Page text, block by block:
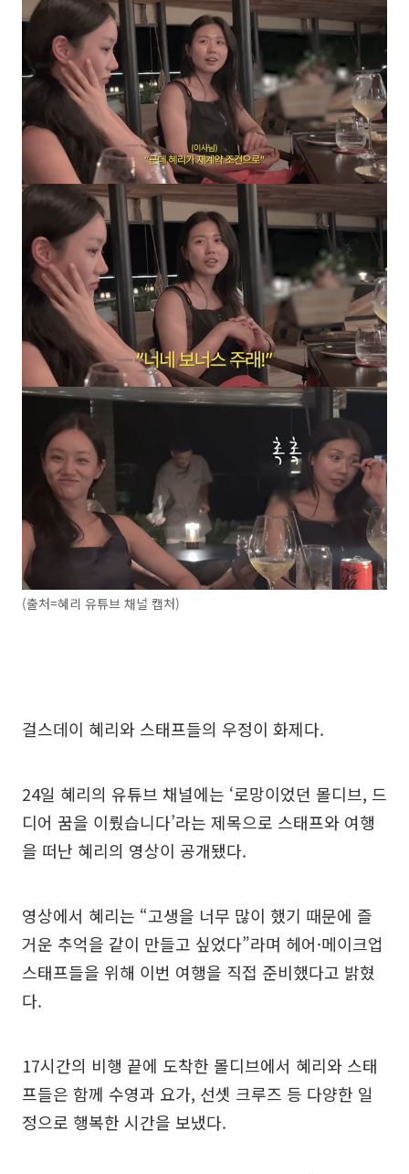
(출처=혜리 유튜브 채널 캡처)
걸스데이 혜리와 스태프들의 우정이 화제다.
24일 혜리의 유튜브 채널에는 ‘로망이었던 몰디브, 드
디어 꿈을 이뤘습니다’라는 제목으로 스태프와 여행
을 떠난 혜리의 영상이 공개됐다.
영상에서 혜리는 “고생을 너무 많이 했기 때문에 즐
거운 추억을 같이 만들고 싶었다”라며 헤어·메이크업
스태프들을 위해 이번 여행을 직접 준비했다고 밝혔
다.
17시간의 비행 끝에 도착한 몰디브에서 혜리와 스태
프들은 함께 수영과 요가, 선셋 크루즈 등 다양한 일
정으로 행복한 시간을 보냈다.